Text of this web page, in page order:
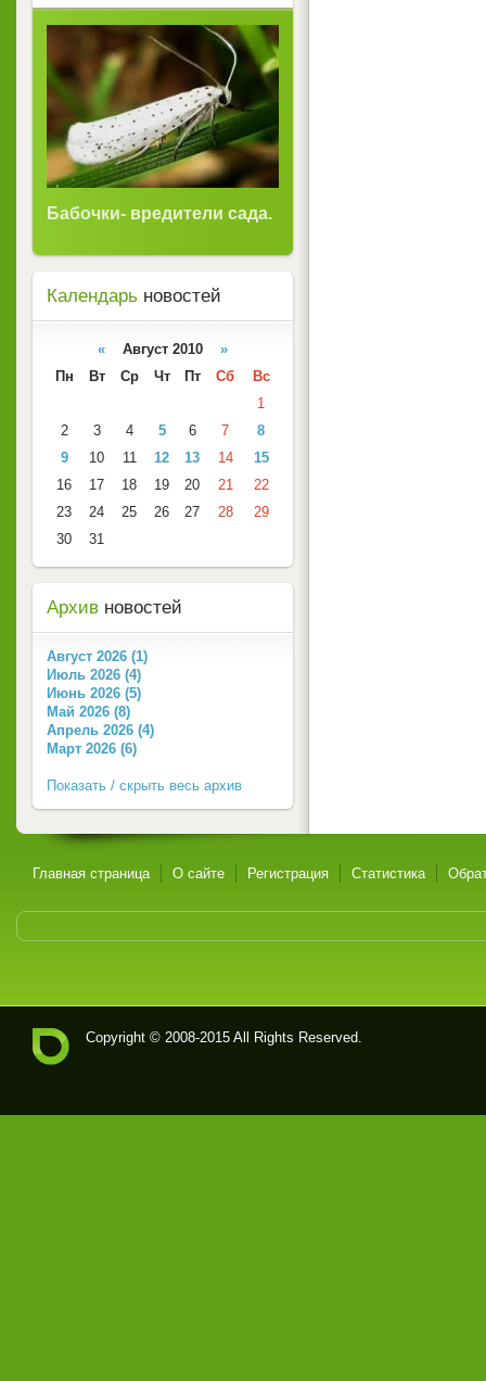
Бабочки- вредители сада.
Календарь новостей
« Август 2010 »
Пн
Вт Ср Чт Пт Сб
Вс
1
2
3 4 5 6 7
8
9
10 11 12 13 14
15
16
17 18 19 20 21
22
23
24 25 26 27 28
29
30
31
Архив новостей
Август 2026 (1)
Июль 2026 (4)
Июнь 2026 (5)
Май 2026 (8)
Апрель 2026 (4)
Март 2026 (6)
Показать / скрыть весь архив
Главная страница О сайте Регистрация Статистика
Copyright © 2008-2015 All Rights Reserved.